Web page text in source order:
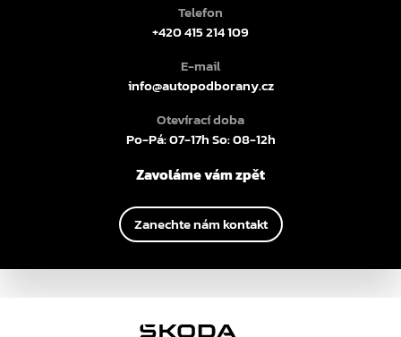
Telefon
+420 415 214 109
E-mail
info@autopodborany.cz
Otevírací doba
Po-Pá: 07-17h So: 08-12h
Zavoláme vám zpět
Zanechte nám kontakt